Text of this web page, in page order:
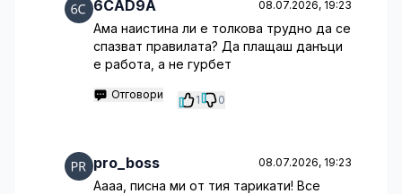
6CAD9A 08.07.2026, 19:23
Ама наистина ли е толкова трудно да се
спазват правилата? Да плащаш данъци
е работа, а не гурбет
Отговори 1 0
pro_boss 08.07.2026, 19:23
Аааа, писна ми от тия тарикати! Все